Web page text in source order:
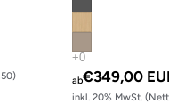
ab€349,00
inkl. 20% MwSt.